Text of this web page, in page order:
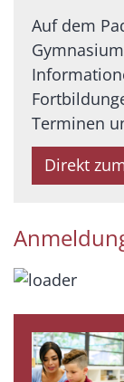
Auf dem
Terminen
Direkt